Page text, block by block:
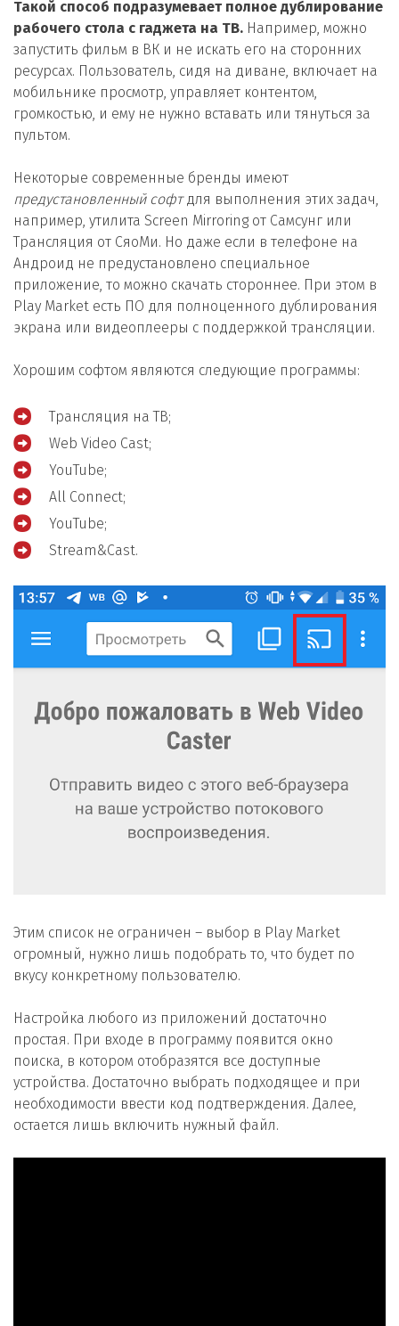
Такой способ подразумевает полное дублирование
рабочего стола с гаджета на ТВ. Например, можно
запустить фильм в ВК и не искать его на сторонних
ресурсах. Пользователь, сидя на диване, включает на
мобильнике просмотр, управляет контентом,
громкостью, и ему не нужно вставать или тянуться за
пультом.
Некоторые современные бренды имеют
предустановленный софтдля выполнения этих задач,
например, утилита Screen Mirroring от Самсунг или
Трансляция от СяоМи. Но даже если в телефоне на
Андроид не предустановлено специальное
приложение, то можно скачать стороннее. При этом в
Play Market есть ПО для полноценного дублирования
экрана или видеоплееры с поддержкой трансляции.
Хорошим софтом являются следующие программы:
Трансляция на ТВ;
Web Video Cast;
YouTube;
All Connect;
YouTube;
Stream&Cast.
Этим список не ограничен – выбор в Play Market
огромный, нужно лишь подобрать то, что будет по
вкусу конкретному пользователю.
Настройка любого из приложений достаточно
простая. При входе в программу появится окно
поиска, в котором отобразятся все доступные
устройства. Достаточно выбрать подходящее и при
необходимости ввести код подтверждения. Далее,
остается лишь включить нужный файл.